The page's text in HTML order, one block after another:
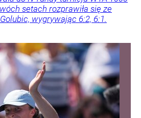
setach rozprawiła się ze
wygrywając 6:2, 6:1.